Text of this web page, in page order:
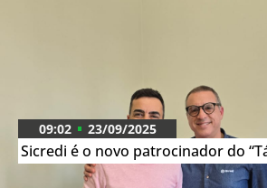
Sicredi é o novo patrocinador do
09:02 23/09/2025